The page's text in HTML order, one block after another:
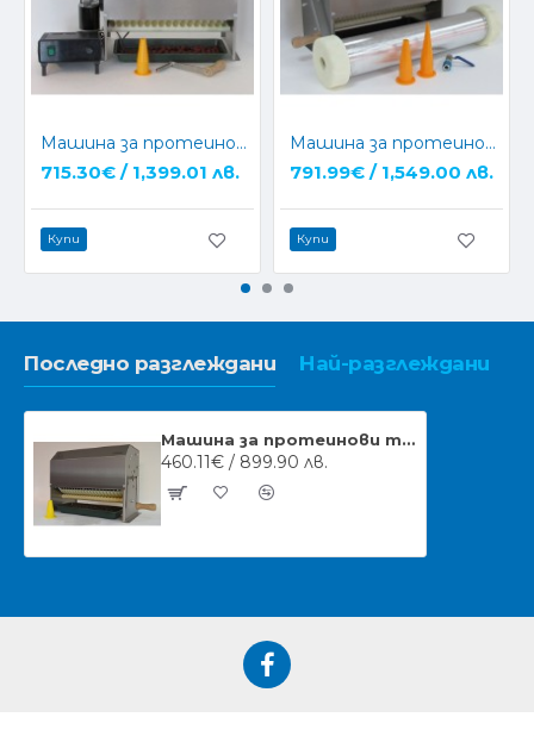
Машина за протеинови топчета с Мотор - Boilie Making Machine
715.30€ / 1,399.01 лв.
Купи
Машина за протеинови топчета Ръчна + Шприц за тесто 4 кг.
791.99€ / 1,549.00 лв.
Купи
Последно разглеждани Най-разглеждани
Машина за протеинови топчета Ръчна Boilie Making Machine
460.11€ / 899.90 лв.